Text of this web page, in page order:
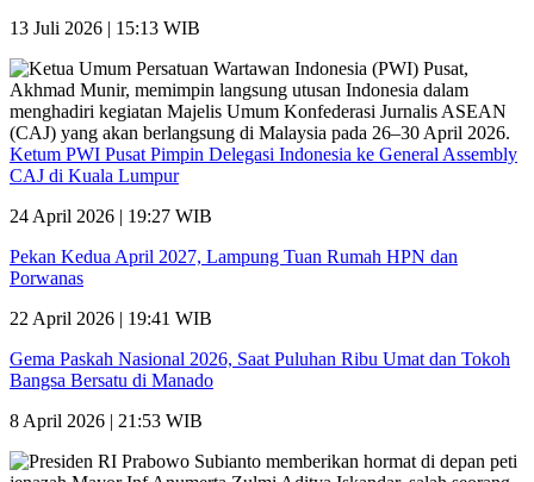
13 Juli 2026 | 15:13 WIB
Ketum PWI Pusat Pimpin Delegasi Indonesia ke General Assembly
CAJ di Kuala Lumpur
24 April 2026 | 19:27 WIB
Pekan Kedua April 2027, Lampung Tuan Rumah HPN dan
Porwanas
22 April 2026 | 19:41 WIB
Gema Paskah Nasional 2026, Saat Puluhan Ribu Umat dan Tokoh
Bangsa Bersatu di Manado
8 April 2026 | 21:53 WIB